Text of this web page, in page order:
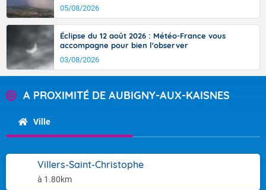
05/08/2026
Éclipse du 12 août 2026 : Météo-France vous
accompagne pour bien l'observer
03/08/2026
A PROXIMITÉ DE AUBIGNY-AUX-KAISNES
Ville
Villers-Saint-Christophe
à 1.80km